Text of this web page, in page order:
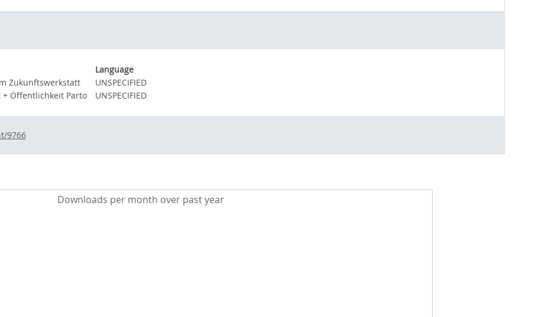
Language
Zukunftswerkstatt
UNSPECIFIED
Öffentlichkeit Parto
UNSPECIFIED
9766
Downloads per month over past year